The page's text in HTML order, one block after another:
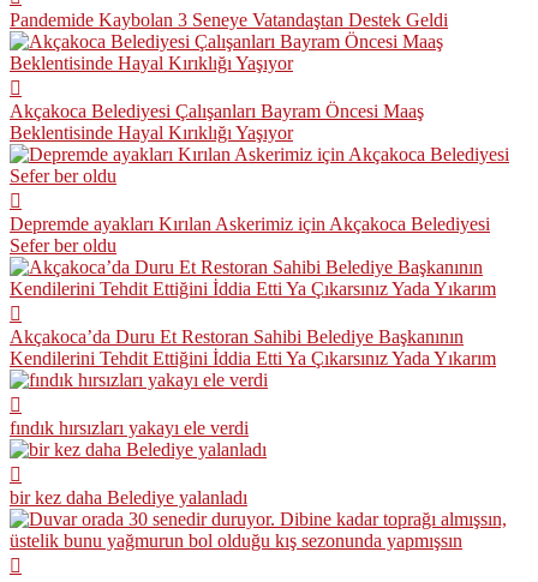
Pandemide Kaybolan 3 Seneye Vatandaştan Destek Geldi
Akçakoca Belediyesi Çalışanları Bayram Öncesi Maaş
Beklentisinde Hayal Kırıklığı Yaşıyor
Depremde ayakları Kırılan Askerimiz için Akçakoca Belediyesi
Sefer ber oldu
Akçakoca’da Duru Et Restoran Sahibi Belediye Başkanının
Kendilerini Tehdit Ettiğini İddia Etti Ya Çıkarsınız Yada Yıkarım
fındık hırsızları yakayı ele verdi
bir kez daha Belediye yalanladı